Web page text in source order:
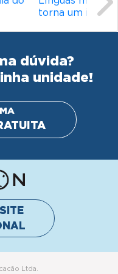
dúvida?
unidade!
Ltda.